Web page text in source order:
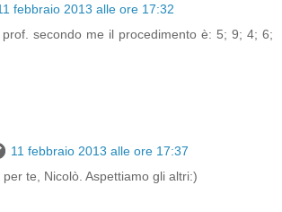
febbraio 2013 alle ore 17:32
prof. secondo me il procedimento è: 5; 9; 4; 6;
11 febbraio 2013 alle ore 17:37
per te, Nicolò. Aspettiamo gli altri:)